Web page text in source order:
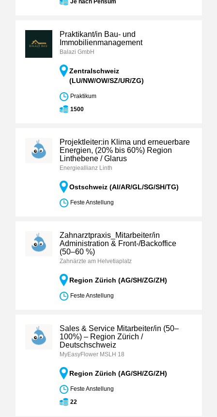
Je nach Pensum
Praktikant/in Bau- und
Immobilienmanagement
Balazi GmbH
Zentralschweiz
(LU/NW/OW/SZ/UR/ZG)
Praktikum
1500
Projektleiter:in Klima und erneuerbare
Energien, (20% bis 60%) Region
Linthebene / Glarus
Energieallianz Linth
Ostschweiz (AI/AR/GL/SG/SH/TG)
Feste Anstellung
Zahnarztpraxis_Mitarbeiter/in
Administration & Front-/Backoffice
(50–60 %)
Zahnärzte am Helvetiaplatz
Region Zürich (AG/SH/ZG/ZH)
Feste Anstellung
Sales & Service Mitarbeiter/in (50–
100%) – Region Zürich /
Deutschschweiz
MyEasyFlower MSLH 18
Region Zürich (AG/SH/ZG/ZH)
Feste Anstellung
22